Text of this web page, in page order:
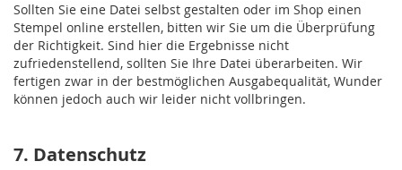
Sollten Sie eine Datei selbst gestalten oder im Shop einen
Stempel online erstellen, bitten wir Sie um die Überprüfung
der Richtigkeit. Sind hier die Ergebnisse nicht
zufriedenstellend, sollten Sie Ihre Datei überarbeiten. Wir
fertigen zwar in der bestmöglichen Ausgabequalität, Wunder
können jedoch auch wir leider nicht vollbringen.
7. Datenschutz